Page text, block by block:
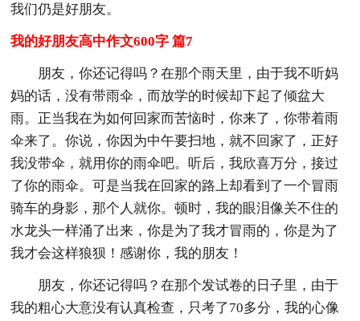
我们仍是好朋友。
我的好朋友高中作文600字 篇7
朋友，你还记得吗？在那个雨天里，由于我不听妈
妈的话，没有带雨伞，而放学的时候却下起了倾盆大
雨。正当我在为如何回家而苦恼时，你来了，你带着雨
伞来了。你说，你因为中午要扫地，就不回家了，正好
我没带伞，就用你的雨伞吧。听后，我欣喜万分，接过
了你的雨伞。可是当我在回家的路上却看到了一个冒雨
骑车的身影，那个人就你。顿时，我的眼泪像关不住的
水龙头一样涌了出来，你是为了我才冒雨的，你是为了
我才会这样狼狈！感谢你，我的朋友！
朋友，你还记得吗？在那个发试卷的日子里，由于
我的粗心大意没有认真检查，只考了70多分，我的心像